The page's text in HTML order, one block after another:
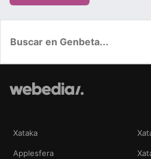
Xataka
Applesfera